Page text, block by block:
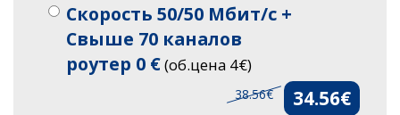
Скорость 50/50 Мбит/с +
Свыше 70 каналов
роутер 0 €(об.цена 4€)
34.56€
38.56€